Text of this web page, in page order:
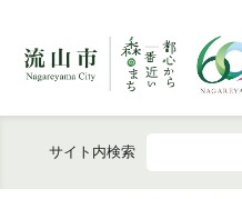
サイト内検索